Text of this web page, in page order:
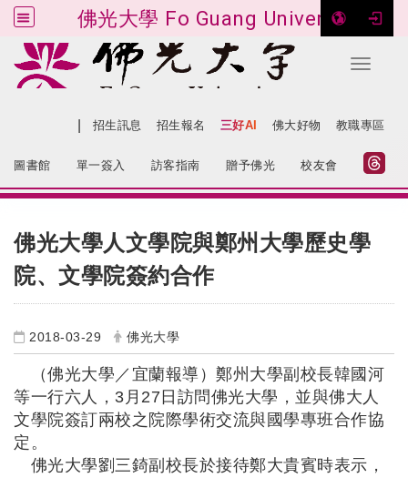
佛光大學 Fo Guang University
Toggle
跳到主要內容
招生訊息 招生報名 三好AI 佛大好物 教職專區
圖書館 單一簽入 訪客指南 贈予佛光 校友會
佛光大學人文學院與鄭州大學歷史學
院、文學院簽約合作
2018-03-29 佛光大學
（佛光大學／宜蘭報導）鄭州大學副校長韓國河
等一行六人， 3 月 27 日訪問佛光大學，並與佛大人
文學院簽訂兩校之院際學術交流與國學專班合作協
定。
佛光大學劉三錡副校長於接待鄭大貴賓時表示，